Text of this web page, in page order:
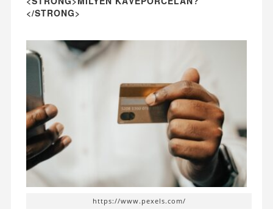
</STRONG>
https://www.pexels.com/